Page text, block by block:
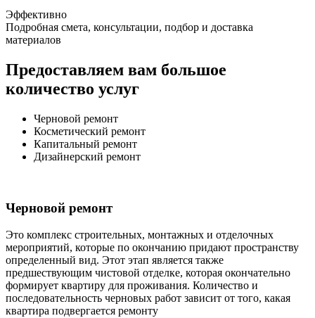
Эффективно
Подробная смета, консультации, подбор и доставка
материалов
Предоставляем вам большое
количество услуг
Черновой ремонт
Косметический ремонт
Капитальный ремонт
Дизайнерский ремонт
Черновой ремонт
Это комплекс строительных, монтажных и отделочных
мероприятий, которые по окончанию придают пространству
определенный вид. Этот этап является также
предшествующим чистовой отделке, которая окончательно
формирует квартиру для проживания. Количество и
последовательность черновых работ зависит от того, какая
квартира подвергается ремонту